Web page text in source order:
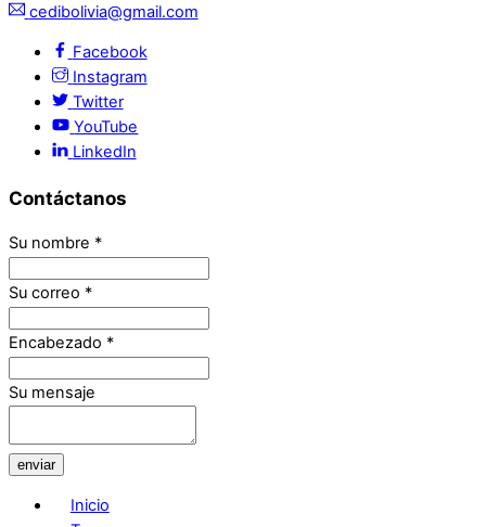
cedibolivia@gmail.com
Facebook
Instagram
Twitter
YouTube
LinkedIn
Contáctanos
Su nombre *
Su correo *
Encabezado *
Su mensaje
enviar
Inicio